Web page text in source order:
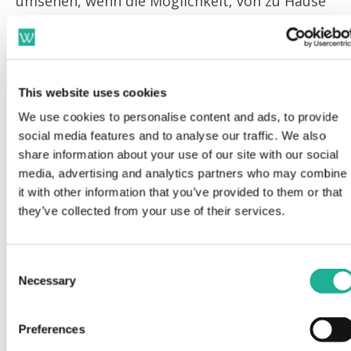
This website uses cookies
We use cookies to personalise content and ads, to provide
social media features and to analyse our traffic. We also
share information about your use of our site with our social
media, advertising and analytics partners who may combine
it with other information that you’ve provided to them or that
they’ve collected from your use of their services.
Selection
Necessary
Preferences
zu arbeiten, wegfiele. Weitere
Arbeitnehmer stimmten der Aussage zu:
remote oder hybrid arbeiten dürfte, würde ich
meinen Job kündigen.
Befragt wurden für diesen Report etwa 2.300
Vollzeitbeschäftigte in den Vereinigten
Staaten im Alter von 21 Jahren und älter in
2022. Für Arbeitgeber ist das ein deutlicher
amerikanischen Arbeitsmarkt betreffen. Viel